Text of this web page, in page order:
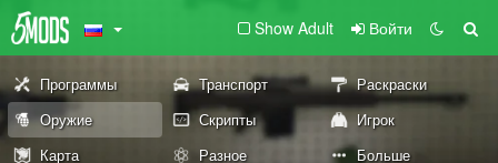
Show Adult Войти
Программы Транспорт
Раскраски
Оружие
Скрипты
Игрок
Карта
Разное Больше